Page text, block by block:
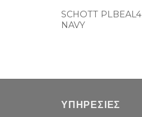
SCHOTT PLBEAL4
NAVY
ΥΠΗΡΕΣΙΕΣ